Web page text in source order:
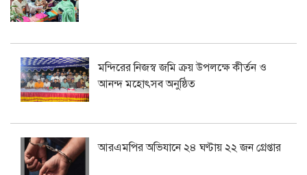
মন্দিরের নিজস্ব জমি ক্রয় উপলক্ষে কীর্তন ও
আনন্দ মহোৎসব অনুষ্ঠিত
আরএমপির অভিযানে ২৪ ঘণ্টায় ২২ জন গ্রেপ্তার